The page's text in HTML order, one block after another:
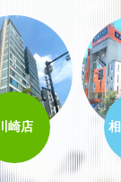
崎店